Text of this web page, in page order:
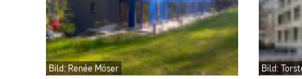
Bild: Renée Möser Bild: